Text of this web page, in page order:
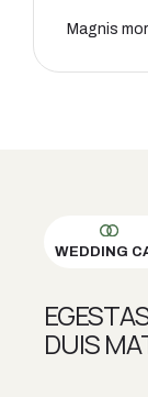
Magnis
WEDDING
DUIS